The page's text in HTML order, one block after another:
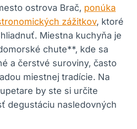
ostrova Brač, ponúka
zážitkov, ktoré
Miestna kuchyňa je
chute**, kde sa
a čerstvé suroviny, často
miestnej tradície. Na
by ste si určite
degustáciu nasledovných